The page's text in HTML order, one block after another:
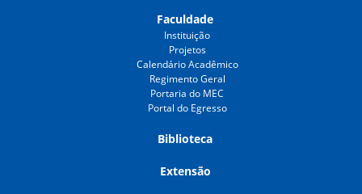
Faculdade
Instituição
Projetos
Calendário Acadêmico
Regimento Geral
Portaria do MEC
Portal do Egresso
Biblioteca
Extensão